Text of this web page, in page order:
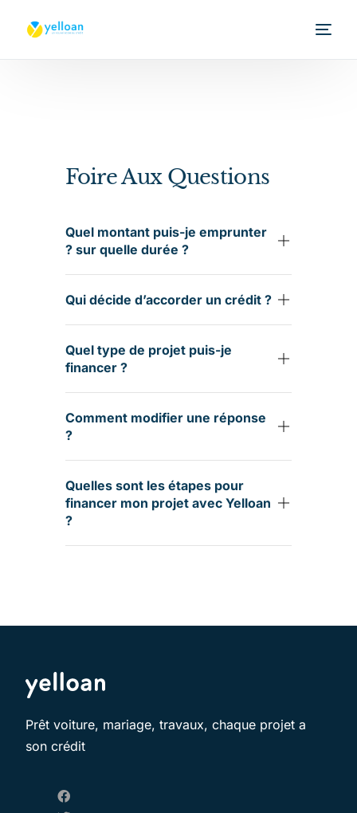
Foire Aux Questions
Quel montant puis-je emprunter
? sur quelle durée ?
Qui décide d’accorder un crédit ?
Quel type de projet puis-je
financer ?
Comment modifier une réponse
?
Quelles sont les étapes pour
financer mon projet avec Yelloan
?
Prêt voiture, mariage, travaux, chaque projet a
son crédit